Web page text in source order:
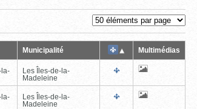
Municipalité Multimédias
la-
Les Îles-de-la-
Madeleine
la-
Les Îles-de-la-
Madeleine